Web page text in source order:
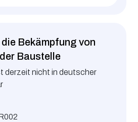
Bekämpfung von
Baustelle
derzeit nicht in deutscher